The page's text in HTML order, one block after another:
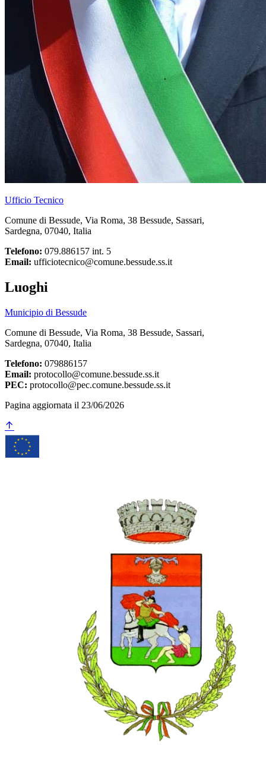
Ufficio Tecnico
Comune di Bessude, Via Roma, 38 Bessude, Sassari,
Sardegna, 07040, Italia
Telefono: 079.886157 int. 5
Email: ufficiotecnico@comune.bessude.ss.it
Luoghi
Municipio di Bessude
Comune di Bessude, Via Roma, 38 Bessude, Sassari,
Sardegna, 07040, Italia
Telefono: 079886157
Email: protocollo@comune.bessude.ss.it
PEC: protocollo@pec.comune.bessude.ss.it
Pagina aggiornata il 23/06/2026